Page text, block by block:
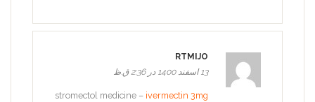
RTMIJO
13 اسفند 1400 در 2:36 ق.ظ
stromectol medicine – ivermectin 3mg